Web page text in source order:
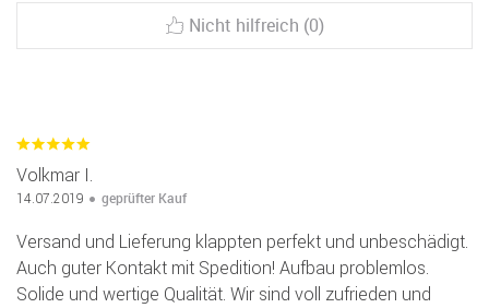
Nicht hilfreich (0)
Volkmar I.
14.07.2019 geprüfter Kauf
Versand und Lieferung klappten perfekt und unbeschädigt.
Auch guter Kontakt mit Spedition! Aufbau problemlos.
Solide und wertige Qualität. Wir sind voll zufrieden und